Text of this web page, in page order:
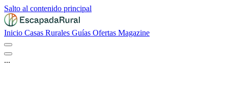
Salto al contenido principal
Inicio Casas Rurales Guías Ofertas Magazine
...